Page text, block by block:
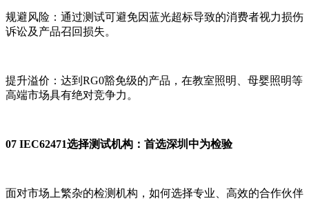
规避风险：通过测试可避免因蓝光超标导致的消费者视力损伤
诉讼及产品召回损失。
提升溢价：达到RG0豁免级的产品，在教室照明、母婴照明等
高端市场具有绝对竞争力。
07 IEC62471选择测试机构：首选深圳中为检验
面对市场上繁杂的检测机构，如何选择专业、高效的合作伙伴